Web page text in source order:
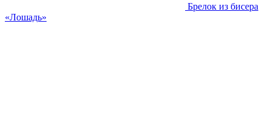
Брелок из бисера
«Лошадь»